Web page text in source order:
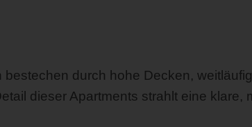
durch hohe Decken,
dieser Apartments strahlt eine